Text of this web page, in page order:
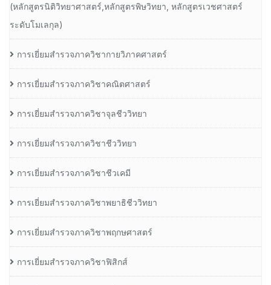
(หลักสูตรนิติวิทยาศาสตร์,หลักสูตรพิษวิทยา, หลักสูตรเวชศาสตร์
ระดับโมเลกุล)
การเยี่ยมสำรวจภาควิชากายวิภาคศาสตร์
การเยี่ยมสำรวจภาควิชาคณิตศาสตร์
การเยี่ยมสำรวจภาควิชาจุลชีววิทยา
การเยี่ยมสำรวจภาควิชาชีววิทยา
การเยี่ยมสำรวจภาควิชาชีวเคมี
การเยี่ยมสำรวจภาควิชาพยาธิชีววิทยา
การเยี่ยมสำรวจภาควิชาพฤกษศาสตร์
การเยี่ยมสำรวจภาควิชาฟิสิกส์